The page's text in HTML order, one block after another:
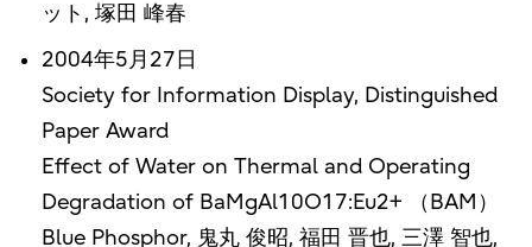
ット, 塚田 峰春
2004年5月27日
Society for Information Display, Distinguished
Paper Award
Effect of Water on Thermal and Operating
Degradation of BaMgAl10O17:Eu2+ （BAM）
Blue Phosphor, 鬼丸 俊昭, 福田 晋也, 三澤 智也,